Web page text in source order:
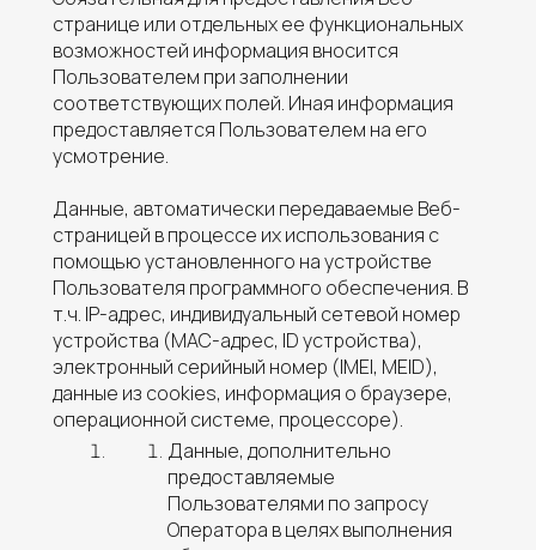
странице или отдельных ее функциональных
возможностей информация вносится
Пользователем при заполнении
соответствующих полей. Иная информация
предоставляется Пользователем на его
усмотрение.
Данные, автоматически передаваемые Веб-
страницей в процессе их использования с
помощью установленного на устройстве
Пользователя программного обеспечения. В
т.ч. IP-адрес, индивидуальный сетевой номер
устройства (MAC-адрес, ID устройства),
электронный серийный номер (IMEI, MEID),
данные из cookies, информация о браузере,
операционной системе, процессоре).
Данные, дополнительно
предоставляемые
Пользователями по запросу
Оператора в целях выполнения